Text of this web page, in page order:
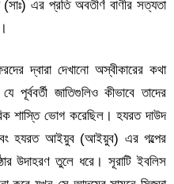
এর প্রতি অবতীর্ণ বাণীর সত্যতা
দ্বারা দেখানো অস্বীকারের কথা
জাতিগুলিও কীভাবে তাদের
শাস্তি ভোগ করেছিল। হযরত দাউদ
হযরত আইয়ুব (আইয়ুব) এর গল্পের
উদাহরণ তুলে ধরে। সূরাটি ইবলিস